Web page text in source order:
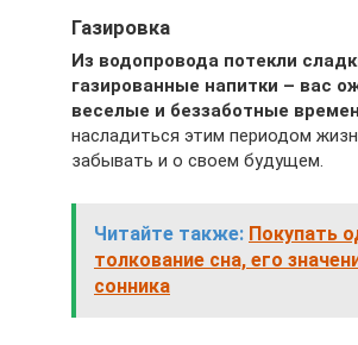
Газировка
Из водопровода потекли
газированные напитки – вас
веселые и беззаботные
насладиться этим периодом
забывать и о своем будущем.
Читайте также: Покупать
толкование сна, его
сонника